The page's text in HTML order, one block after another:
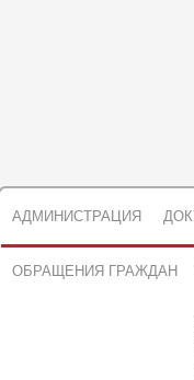
АДМИНИСТРАЦИЯ
ОБРАЩЕНИЯ ГРАЖДАН